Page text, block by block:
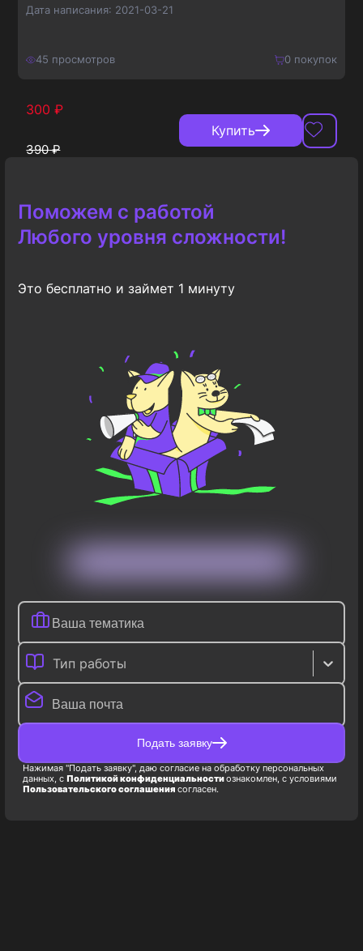
Дата написания: 2021-03-21
45 просмотров 0покупок
300 ₽
390₽
Купить
Поможем с работой
Любого уровня сложности!
Это бесплатно и займет 1 минуту
Тип работы
Подать заявку
Нажимая "Подать заявку", даю согласие на обработку персональных
данных, с Политикой конфиденциальностиознакомлен, с условиями
Пользовательского соглашения согласен.